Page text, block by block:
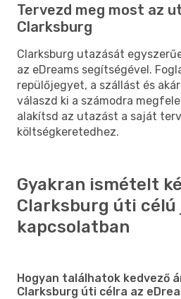
Tervezd meg most az
Clarksburg
Clarksburg utazását
az eDreams segítségével.
repülőjegyet, a szállást és
válaszd ki a számodra
alakítsd az utazást a saját
költségkeretedhez.
Gyakran ismételt
Clarksburg úti
kapcsolatban
Hogyan találhatok kedvező
Clarksburg úti célra az